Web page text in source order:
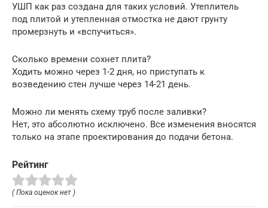
УШП как раз создана для таких условий. Утеплитель
под плитой и утепленная отмостка не дают грунту
промерзнуть и «вспучиться».
Сколько времени сохнет плита?
Ходить можно через 1-2 дня, но приступать к
возведению стен лучше через 14-21 день.
Можно ли менять схему труб после заливки?
Нет, это абсолютно исключено. Все изменения вносятся
только на этапе проектирования до подачи бетона.
Рейтинг
( Пока оценок нет )